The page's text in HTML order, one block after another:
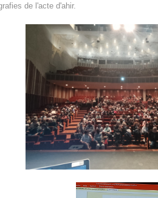
de l'acte d'ahir.